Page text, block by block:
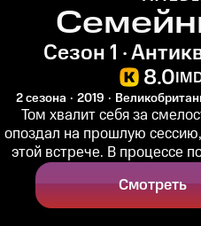
Сезон 1 ·
8.0
2 сезона 2019
Том хвалит себя за
опоздал на прошлую
этой встрече. В процессе
Смотреть